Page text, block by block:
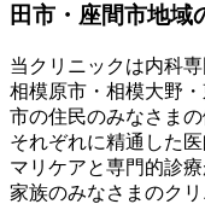
田市・座間市地域
当クリニックは内科
相模原市・相模大野
市の住民のみなさま
それぞれに精通した
マリケアと専門的診
家族のみなさまのク